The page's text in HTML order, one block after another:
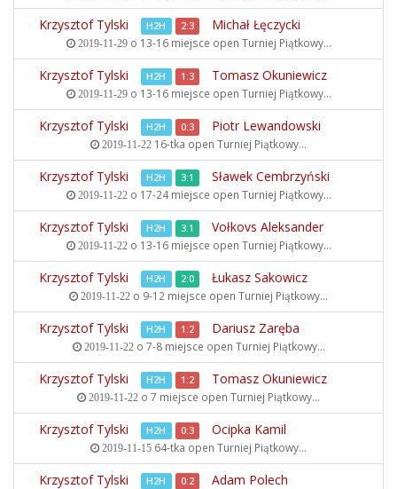
Krzysztof Tylski H2H 2:3 Michał Łęczycki
2019-11-29o 13-16 miejsce open Turniej Piątkowy...
Krzysztof Tylski H2H 1:3 Tomasz Okuniewicz
2019-11-29o 13-16 miejsce open Turniej Piątkowy...
Krzysztof Tylski H2H 0:3 Piotr Lewandowski
2019-11-22 16-tka open Turniej Piątkowy...
Krzysztof Tylski H2H 3:1 Sławek Cembrzyński
2019-11-22o 17-24 miejsce open Turniej Piątkowy...
Krzysztof Tylski H2H 3:1 Vołkovs Aleksander
2019-11-22o 13-16 miejsce open Turniej Piątkowy...
Krzysztof Tylski H2H 2:0 Łukasz Sakowicz
2019-11-22 o 9-12 miejsce open Turniej Piątkowy...
Krzysztof Tylski H2H 1:2 Dariusz Zaręba
2019-11-22o 7-8 miejsce open Turniej Piątkowy...
Krzysztof Tylski H2H 1:2 Tomasz Okuniewicz
2019-11-22 o 7 miejsce open Turniej Piątkowy...
Krzysztof Tylski H2H 0:3 Ocipka Kamil
2019-11-15 64-tka open Turniej Piątkowy...
Krzysztof Tylski H2H 0:2 Adam Polech